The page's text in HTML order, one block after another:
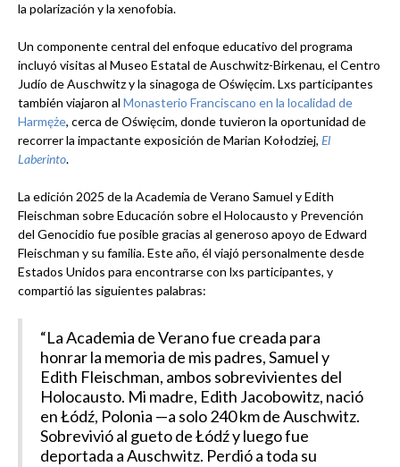
la polarización y la xenofobia.
Un componente central del enfoque educativo del programa
incluyó visitas al Museo Estatal de Auschwitz-Birkenau, el Centro
Judío de Auschwitz y la sinagoga de Oświęcim. Lxs participantes
también viajaron al Monasterio Franciscano en la localidad de
Harmęże, cerca de Oświęcim, donde tuvieron la oportunidad de
recorrer la impactante exposición de Marian Kołodziej, El
Laberinto.
La edición 2025 de la Academia de Verano Samuel y Edith
Fleischman sobre Educación sobre el Holocausto y Prevención
del Genocidio fue posible gracias al generoso apoyo de Edward
Fleischman y su familia. Este año, él viajó personalmente desde
Estados Unidos para encontrarse con lxs participantes, y
compartió las siguientes palabras:
“La Academia de Verano fue creada para
honrar la memoria de mis padres, Samuel y
Edith Fleischman, ambos sobrevivientes del
Holocausto. Mi madre, Edith Jacobowitz, nació
en Łódź, Polonia —a solo 240 km de Auschwitz.
Sobrevivió al gueto de Łódź y luego fue
deportada a Auschwitz. Perdió a toda su